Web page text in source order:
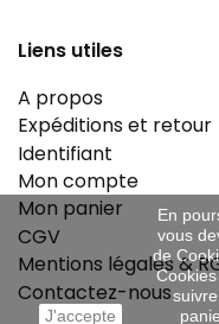
Liens utiles
A propos
Expéditions et retour
Identifiant
Mon compte
Mon panier
CGV
Mentions légales &
Contactez-nous
J'accepte
En
vous
de